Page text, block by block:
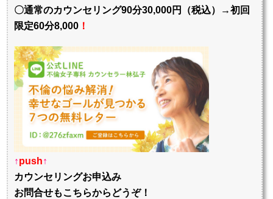
〇通常のカウンセリング90分30,000円（税込）→初回
限定60分8,000 ！
↑push↑
カウンセリングお申込み
お問合せもこちらからどうぞ！